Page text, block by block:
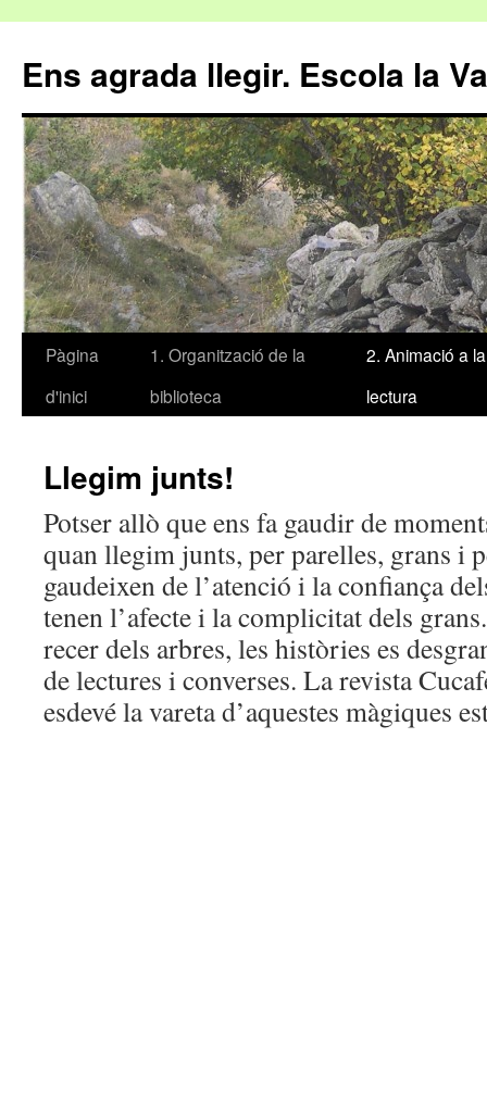
Ens agrada llegir. Escola la
Vés
Pàgina
d'inici
1. Organització de la
biblioteca
2. Animació a la
lectura
Llegim junts!
Potser allò que ens fa gaudir de
quan llegim junts, per parelles, grans i
gaudeixen de l’atenció i la confiança
tenen l’afecte i la complicitat dels
recer dels arbres, les històries es
de lectures i converses. La revista
esdevé la vareta d’aquestes màgiques